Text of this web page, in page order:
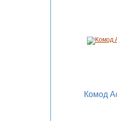
Комод